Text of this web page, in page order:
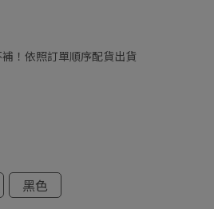
！依照訂單順序配貨出貨
黑色